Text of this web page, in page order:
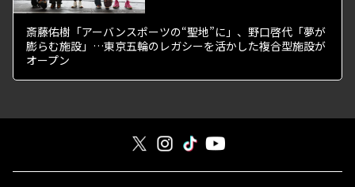
斎藤佑樹「アーバンスポーツの“聖地”に」、野口啓代「夢が
膨らむ施設」…東京五輪のレガシーを活かした複合型施設が
オープン